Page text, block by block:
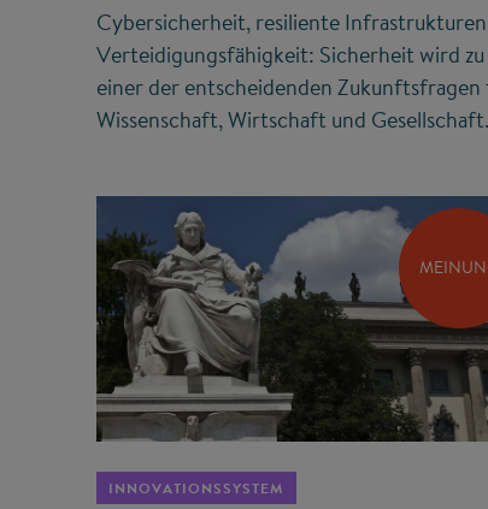
Cybersicherheit, resiliente
Verteidigungsfähigkeit: Sicherheit wird zu
einer der entscheidenden
Wissenschaft, Wirtschaft und Gesellschaft.
INNOVATIONSSYSTEM